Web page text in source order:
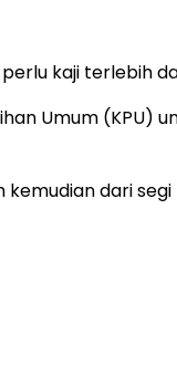
kaji terlebih
Umum
dari